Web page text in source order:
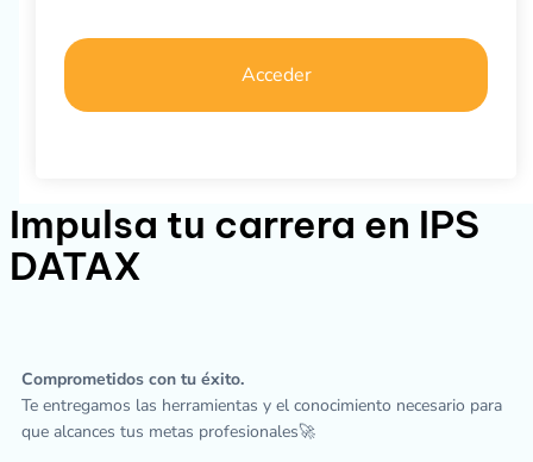
Acceder
Impulsa tu carrera en IPS
DATAX
Comprometidos con tu éxito.
Te entregamos las herramientas y el conocimiento necesario para
que alcances tus metas profesionales🚀